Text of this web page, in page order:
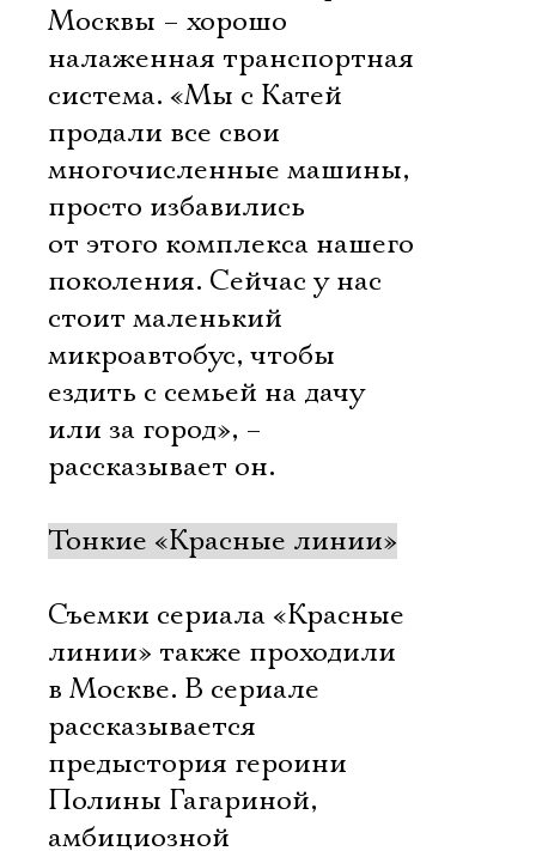
Москвы – хорошо
налаженная транспортная
система. «Мы с Катей
продали все свои
многочисленные машины,
просто избавились
от этого комплекса нашего
поколения. Сейчас у нас
стоит маленький
микроавтобус, чтобы
ездить с семьей на дачу
или за город», –
рассказывает он.
Тонкие «Красные линии»
Съемки сериала «Красные
линии» также проходили
в Москве. В сериале
рассказывается
предыстория героини
Полины Гагариной,
амбициозной